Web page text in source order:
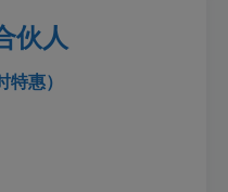
伙人
惠）